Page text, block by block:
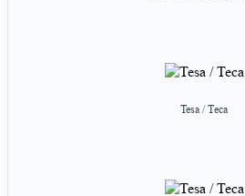
Tesa / Теса